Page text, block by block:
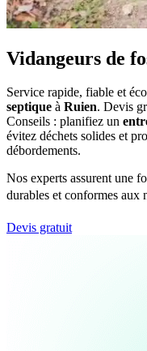
Vidangeurs de
Service rapide, fiable et
septique à Ruien. Devis
Conseils : planifiez un
évitez déchets solides et
débordements.
Nos experts assurent une
durables et conformes
Devis gratuit